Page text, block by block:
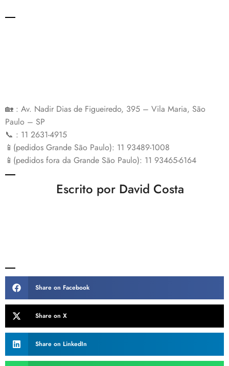
🏡 : Av. Nadir Dias de Figueiredo, 395 – Vila Maria, São
Paulo – SP
📞 : 11 2631-4915
📱(pedidos Grande São Paulo): 11 93489-1008
📱(pedidos fora da Grande São Paulo): 11 93465-6164
Escrito por David Costa
Share on Facebook
Share on X
Share on LinkedIn